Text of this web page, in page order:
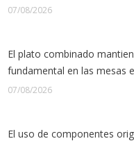
07/08/2026
El plato combinado
fundamental en las mesas
07/08/2026
El uso de componentes